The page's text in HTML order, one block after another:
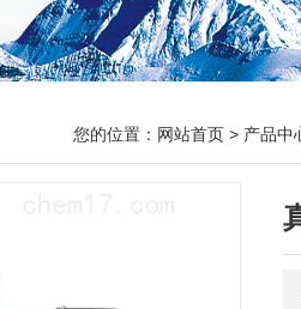
您的位置： 网站首页 > 产品中